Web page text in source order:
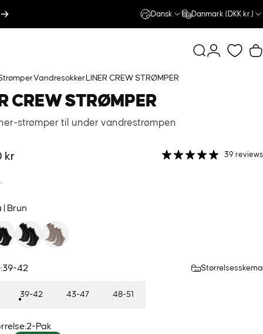
Dansk Danmark (DKK kr.)
SøgLog på
VandresokkerLINER CREW STRØMPER
CREWSTRØMPER
strømper til under vandrestrømpen
kr 39 reviews
| Brun
39-42 Størrelsesskema
39-42 43-47 48-51
2-Pak